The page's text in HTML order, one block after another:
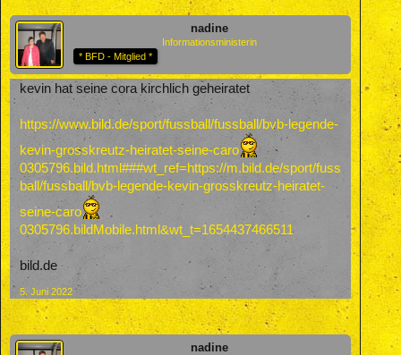
nadine
Informationsministerin
* BFD - Mitglied *
kevin hat seine cora kirchlich geheiratet
https://www.bild.de/sport/fussball/fussball/bvb-legende-
kevin-grosskreutz-heiratet-seine-caro
0305796.bild.html###wt_ref=https://m.bild.de/sport/fuss
ball/fussball/bvb-legende-kevin-grosskreutz-heiratet-
seine-caro
0305796.bildMobile.html&wt_t=1654437466511
bild.de
5. Juni 2022
nadine